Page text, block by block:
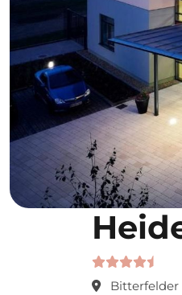
Bitterfelder